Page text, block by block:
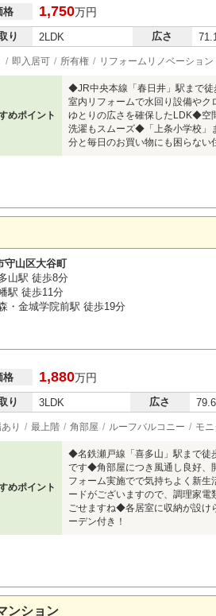
格 1,750万円
り 2LDK 広さ
即入居可 所有権 リフォームリノベーション
めポイント
◆JR中央本線「春日井」駅まで
室内リフォームで水回り設備や
ゆとりの広さを確保したLDK◆空
洗濯もスムーズ◆「上条小学校」
分と毎日のお買い物にも困らな
守山区大谷町
山駅 徒歩8分
駅 徒歩11分
・金城学院前駅 徒歩19分
格 1,880万円
り 3LDK 広さ
り 最上階 角部屋 ルーフバルコニー モ
めポイント
◆名鉄瀬戸線「喜多山」駅まで徒
です◆角部屋につき風通し良好、
フォーム実施でで気持ちよく新
ードがございますので、調理家
ごせますね◆各居室に収納が設け
ーデン付き！
ンション